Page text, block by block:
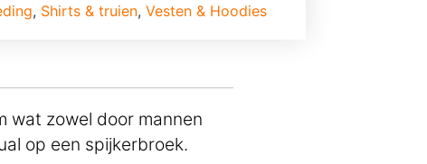
, Shirts & truien, Vesten & Hoodies
wat zowel door mannen
op een spijkerbroek.